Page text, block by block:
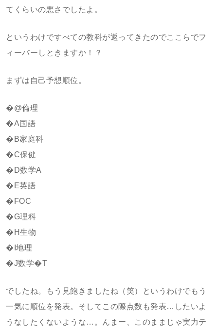
てくらいの悪さでしたよ。
というわけですべての教科が返ってきたのでここらでフ
ィーバーしときますか！？
まずは自己予想順位。
�@倫理
�A国語
�B家庭科
�C保健
�D数学A
�E英語
�FOC
�G理科
�H生物
�I地理
�J数学�T
でしたね。もう見飽きましたね（笑）というわけでもう
一気に順位を発表。そしてこの際点数も発表…したいよ
うなしたくないような…。んまー、このままじゃ実力テ